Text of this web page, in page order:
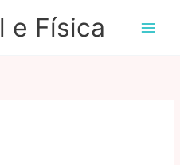
e Física